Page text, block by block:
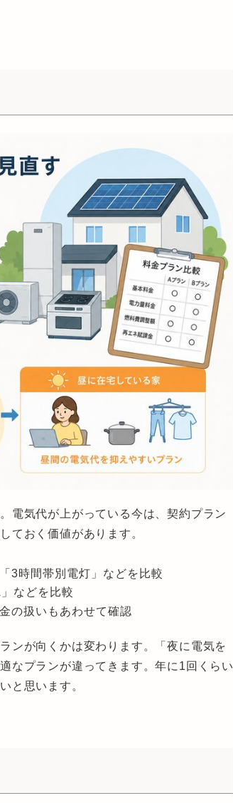
電気代が上がっている今は、契約プラン
ておく価値があります。
3時間帯別電灯」などを比較
などを比較
の扱いもあわせて確認
ンが向くかは変わります。「夜に電気を
なプランが違ってきます。年に1回くらい
と思います。